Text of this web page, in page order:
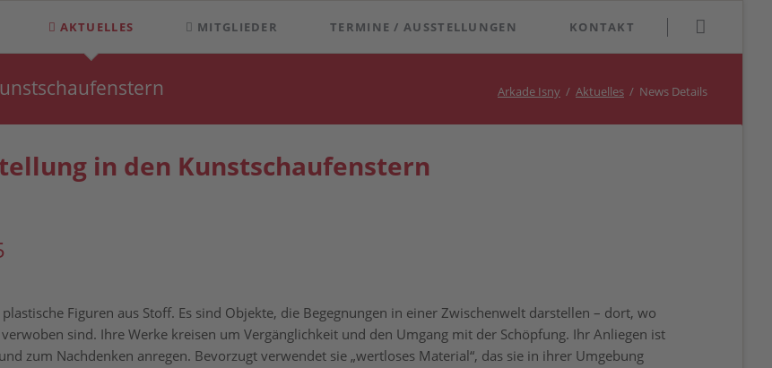
überspringen
AKTUELLES MITGLIEDER TERMINE / AUSSTELLUNGEN KONTAKT
Arkade Isny Aktuelles News Details
in den Kunstschaufenstern
Figuren aus Stoff. Es sind Objekte, die Begegnungen in einer Zwischenwelt darstellen – dort, wo
sind. Ihre Werke kreisen um Vergänglichkeit und den Umgang mit der Schöpfung. Ihr Anliegen ist
zum Nachdenken anregen. Bevorzugt verwendet sie „wertloses Material“, das sie in ihrer Umgebung